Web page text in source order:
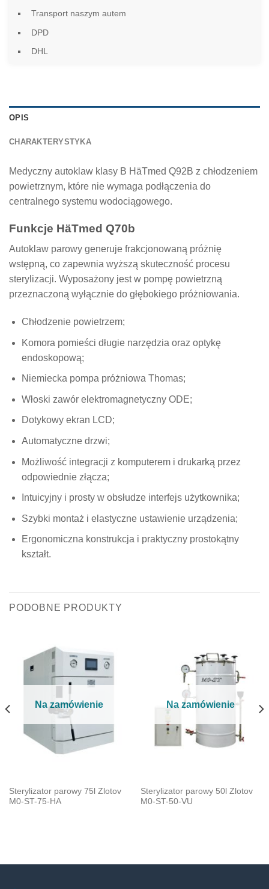
Transport naszym autem
DPD
DHL
OPIS
CHARAKTERYSTYKA
Medyczny autoklaw klasy B HäTmed Q92B z chłodzeniem
powietrznym, które nie wymaga podłączenia do
centralnego systemu wodociągowego.
Funkcje HäTmed Q70b
Autoklaw parowy generuje frakcjonowaną próżnię
wstępną, co zapewnia wyższą skuteczność procesu
sterylizacji. Wyposażony jest w pompę powietrzną
przeznaczoną wyłącznie do głębokiego próżniowania.
Chłodzenie powietrzem;
Komora pomieści długie narzędzia oraz optykę
endoskopową;
Niemiecka pompa próżniowa Thomas;
Włoski zawór elektromagnetyczny ODE;
Dotykowy ekran LCD;
Automatyczne drzwi;
Możliwość integracji z komputerem i drukarką przez
odpowiednie złącza;
Intuicyjny i prosty w obsłudze interfejs użytkownika;
Szybki montaż i elastyczne ustawienie urządzenia;
Ergonomiczna konstrukcja i praktyczny prostokątny
kształt.
PODOBNE PRODUKTY
Na zamówienie
Sterylizator parowy 75l Zlotov
М0-ST-75-НА
Na zamówienie
Sterylizator parowy 50l Zlotov
М0-ST-50-VU